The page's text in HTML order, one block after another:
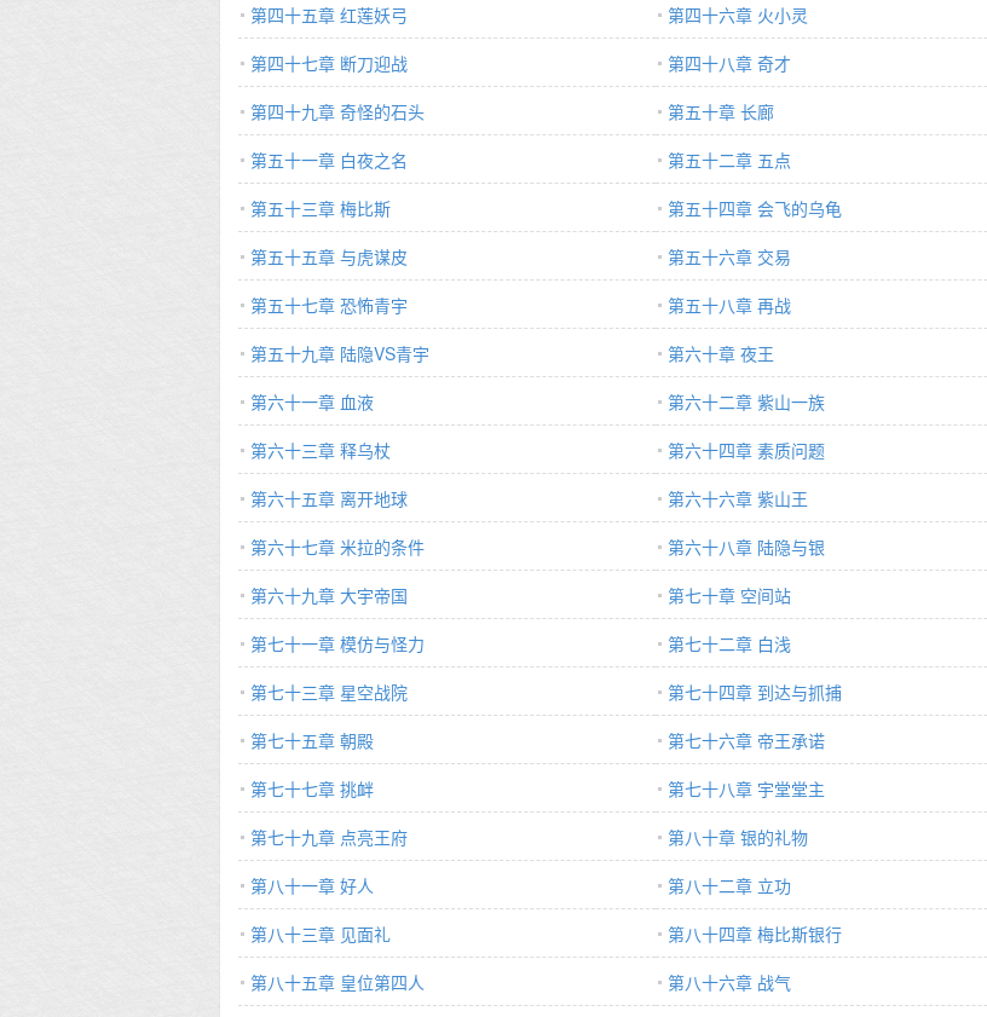
第四十五章 红莲妖弓
第四十六章 火小灵
第四十七章 断刀迎战
第四十八章 奇才
第四十九章 奇怪的石头
第五十章 长廊
第五十一章 白夜之名
第五十二章 五点
第五十三章 梅比斯
第五十四章 会飞的乌龟
第五十五章 与虎谋皮
第五十六章 交易
第五十七章 恐怖青宇
第五十八章 再战
第五十九章 陆隐VS青宇
第六十章 夜王
第六十一章 血液
第六十二章 紫山一族
第六十三章 释乌杖
第六十四章 素质问题
第六十五章 离开地球
第六十六章 紫山王
第六十七章 米拉的条件
第六十八章 陆隐与银
第六十九章 大宇帝国
第七十章 空间站
第七十一章 模仿与怪力
第七十二章 白浅
第七十三章 星空战院
第七十四章 到达与抓捕
第七十五章 朝殿
第七十六章 帝王承诺
第七十七章 挑衅
第七十八章 宇堂堂主
第七十九章 点亮王府
第八十章 银的礼物
第八十一章 好人
第八十二章 立功
第八十三章 见面礼
第八十四章 梅比斯银行
第八十五章 皇位第四人
第八十六章 战气